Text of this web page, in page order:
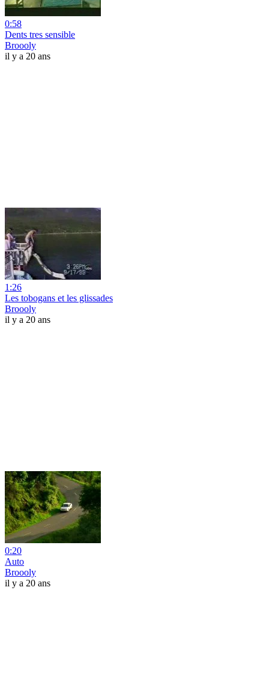
0:58
Dents tres sensible
Broooly
il y a 20 ans
1:26
Les tobogans et les glissades
Broooly
il y a 20 ans
0:20
Auto
Broooly
il y a 20 ans